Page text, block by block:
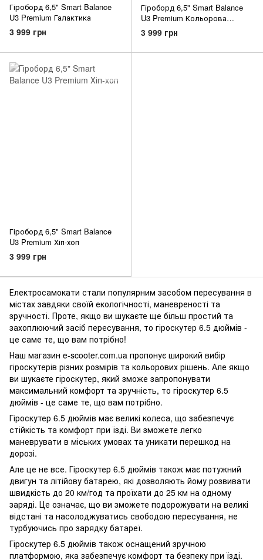
Гіроборд 6,5" Smart Balance
U3 Premium Галактика
3 999 грн
Гіроборд 6,5" Smart Balance
U3 Premium Кольорова
блискавка
3 999 грн
Гіроборд 6,5" Smart Balance
U3 Premium Хіп-хоп
3 999 грн
Електросамокати стали популярним засобом пересування в
містах завдяки своїй екологічності, маневреності та
зручності. Проте, якщо ви шукаєте ще більш простий та
захоплюючий засіб пересування, то гіроскутер 6.5 дюймів -
це саме те, що вам потрібно!
Наш магазин e-scooter.com.ua пропонує широкий вибір
гіроскутерів різних розмірів та кольорових рішень. Але якщо
ви шукаєте гіроскутер, який зможе запропонувати
максимальний комфорт та зручність, то гіроскутер 6.5
дюймів - це саме те, що вам потрібно.
Гіроскутер 6.5 дюймів має великі колеса, що забезпечує
стійкість та комфорт при їзді. Ви зможете легко
маневрувати в міських умовах та уникати перешкод на
дорозі.
Але це не все. Гіроскутер 6.5 дюймів також має потужний
двигун та літійову батарею, які дозволяють йому розвивати
швидкість до 20 км/год та проїхати до 25 км на одному
заряді. Це означає, що ви зможете подорожувати на великі
відстані та насолоджуватись свободою пересування, не
турбуючись про зарядку батареї.
Гіроскутер 6.5 дюймів також оснащений зручною
платформою, яка забезпечує комфорт та безпеку при їзді.